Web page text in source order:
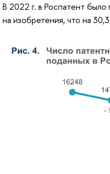
В 2022 г. в Роспатент
на изобретения, что на